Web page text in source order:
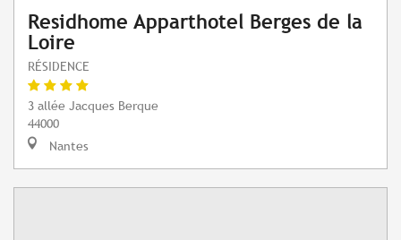
Residhome Apparthotel Berges de la
Loire
RÉSIDENCE
3 allée Jacques Berque
44000
Nantes